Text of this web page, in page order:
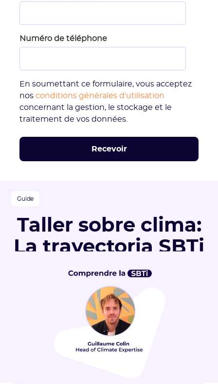
Guide
Taller sobre clima:
La trayectoria SBTi
Numéro de téléphone
En soumettant ce formulaire, vous acceptez
nos conditions générales d'utilisation
concernant la gestion, le stockage et le
traitement de vos données.